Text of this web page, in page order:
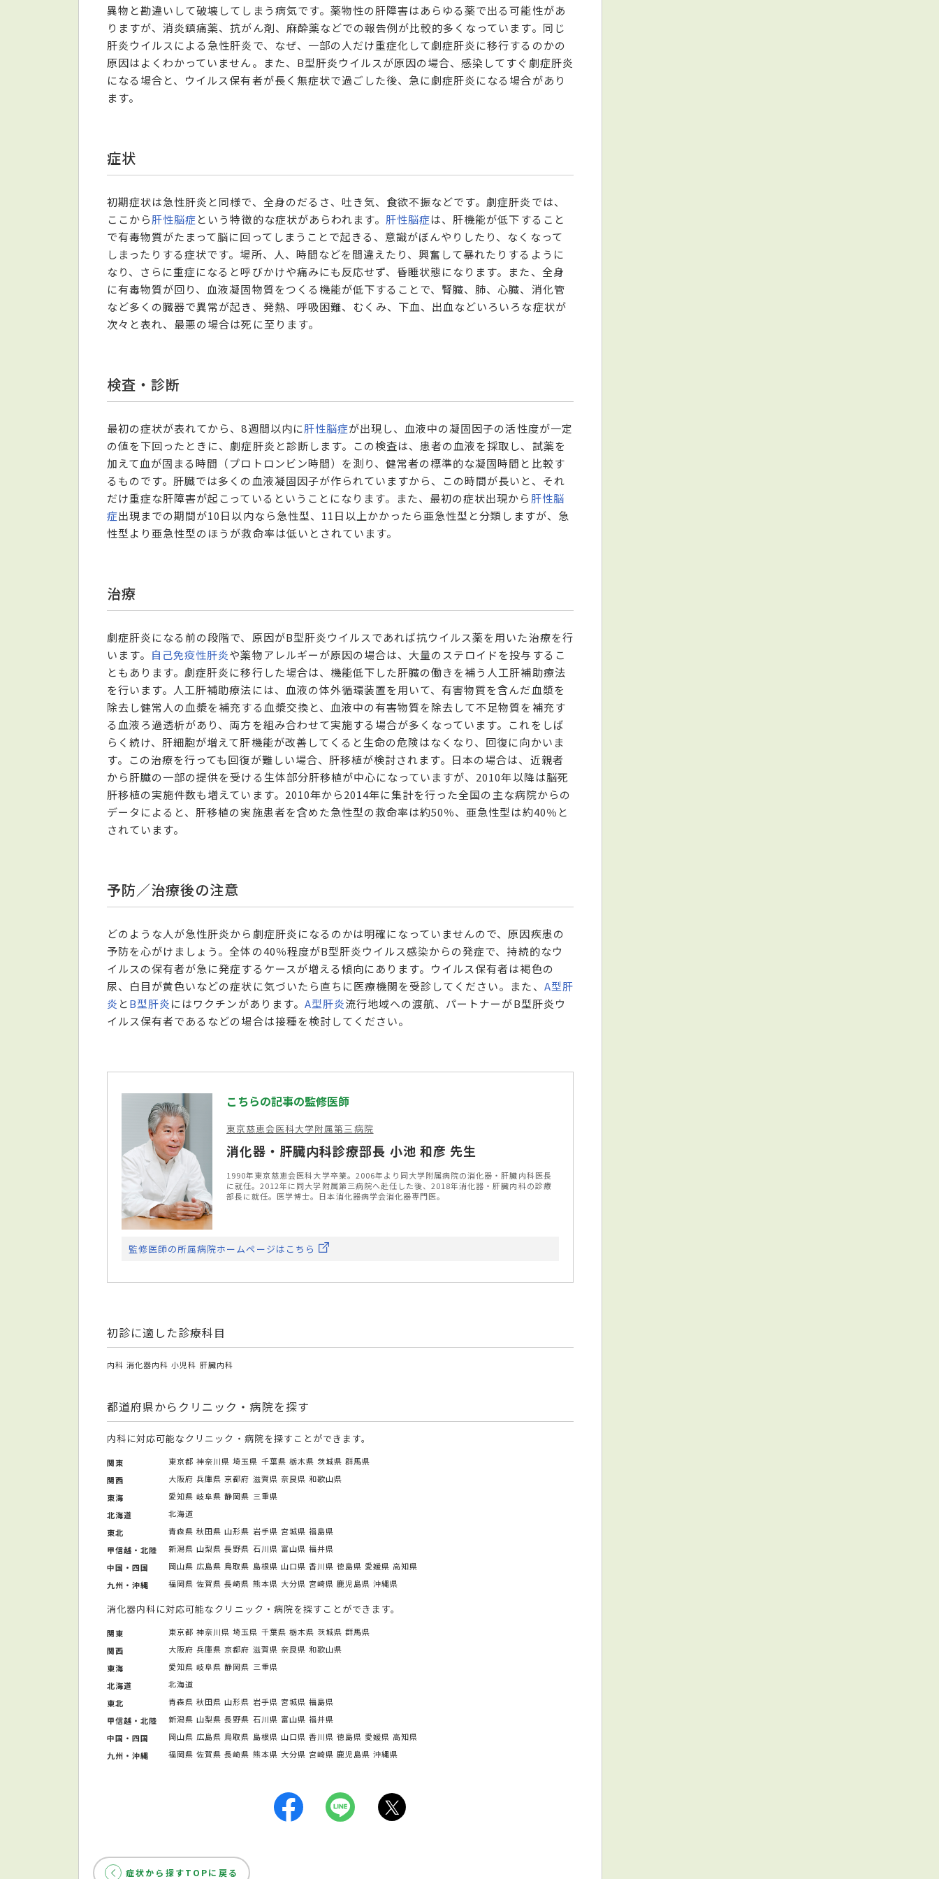
異物と勘違いして破壊してしまう病気です。薬物性の肝障害はあらゆる薬で出る可能性があ
りますが、消炎鎮痛薬、抗がん剤、麻酔薬などでの報告例が比較的多くなっています。同じ
肝炎ウイルスによる急性肝炎で、なぜ、一部の人だけ重症化して劇症肝炎に移行するのかの
原因はよくわかっていません。また、B型肝炎ウイルスが原因の場合、感染してすぐ劇症肝炎
になる場合と、ウイルス保有者が長く無症状で過ごした後、急に劇症肝炎になる場合があり
ます。
症状
初期症状は急性肝炎と同様で、全身のだるさ、吐き気、食欲不振などです。劇症肝炎では、
ここから肝性脳症という特徴的な症状があらわれます。 肝性脳症は、肝機能が低下すること
で有毒物質がたまって脳に回ってしまうことで起きる、意識がぼんやりしたり、なくなって
しまったりする症状です。場所、人、時間などを間違えたり、興奮して暴れたりするように
なり、さらに重症になると呼びかけや痛みにも反応せず、昏睡状態になります。また、全身
に有毒物質が回り、血液凝固物質をつくる機能が低下することで、腎臓、肺、心臓、消化管
など多くの臓器で異常が起き、発熱、呼吸困難、むくみ、下血、出血などいろいろな症状が
次々と表れ、最悪の場合は死に至ります。
検査・診断
最初の症状が表れてから、8週間以内に肝性脳症が出現し、血液中の凝固因子の活性度が一定
の値を下回ったときに、劇症肝炎と診断します。この検査は、患者の血液を採取し、試薬を
加えて血が固まる時間（プロトロンビン時間）を測り、健常者の標準的な凝固時間と比較す
るものです。肝臓では多くの血液凝固因子が作られていますから、この時間が長いと、それ
だけ重症な肝障害が起こっているということになります。また、最初の症状出現から 肝性脳
症出現までの期間が10日以内なら急性型、11日以上かかったら亜急性型と分類しますが、急
性型より亜急性型のほうが救命率は低いとされています。
治療
劇症肝炎になる前の段階で、原因がB型肝炎ウイルスであれば抗ウイルス薬を用いた治療を行
います。 自己免疫性肝炎や薬物アレルギーが原因の場合は、大量のステロイドを投与するこ
ともあります。劇症肝炎に移行した場合は、機能低下した肝臓の働きを補う人工肝補助療法
を行います。人工肝補助療法には、血液の体外循環装置を用いて、有害物質を含んだ血漿を
除去し健常人の血漿を補充する血漿交換と、血液中の有害物質を除去して不足物質を補充す
る血液ろ過透析があり、両方を組み合わせて実施する場合が多くなっています。これをしば
らく続け、肝細胞が増えて肝機能が改善してくると生命の危険はなくなり、回復に向かいま
す。この治療を行っても回復が難しい場合、肝移植が検討されます。日本の場合は、近親者
から肝臓の一部の提供を受ける生体部分肝移植が中心になっていますが、2010年以降は脳死
肝移植の実施件数も増えています。2010年から2014年に集計を行った全国の主な病院からの
データによると、肝移植の実施患者を含めた急性型の救命率は約50％、亜急性型は約40％と
されています。
予防／治療後の注意
どのような人が急性肝炎から劇症肝炎になるのかは明確になっていませんので、原因疾患の
予防を心がけましょう。全体の40％程度がB型肝炎ウイルス感染からの発症で、持続的なウ
イルスの保有者が急に発症するケースが増える傾向にあります。ウイルス保有者は褐色の
尿、白目が黄色いなどの症状に気づいたら直ちに医療機関を受診してください。また、 A型肝
炎 とB型肝炎にはワクチンがあります。 A型肝炎流行地域への渡航、パートナーがB型肝炎ウ
イルス保有者であるなどの場合は接種を検討してください。
こちらの記事の監修医師
東京慈恵会医科大学附属第三病院
消化器・肝臓内科診療部長 小池 和彦 先生
1990年東京慈恵会医科大学卒業。2006年より同大学附属病院の消化器・肝臓内科医長
に就任。2012年に同大学附属第三病院へ赴任した後、2018年消化器・肝臓内科の診療
部長に就任。医学博士。日本消化器病学会消化器専門医。
監修医師の所属病院ホームページはこちら
初診に適した診療科目
内科 消化器内科 小児科 肝臓内科
都道府県からクリニック・病院を探す
内科に対応可能なクリニック・病院を探すことができます。
関東 東京都 神奈川県 埼玉県 千葉県 栃木県 茨城県 群馬県
関西
大阪府 兵庫県 京都府 滋賀県 奈良県 和歌山県
東海
愛知県 岐阜県 静岡県 三重県
北海道
北海道
東北
青森県 秋田県 山形県 岩手県 宮城県 福島県
甲信越・北陸
新潟県 山梨県 長野県 石川県 富山県 福井県
中国・四国
岡山県 広島県 鳥取県 島根県 山口県 香川県 徳島県 愛媛県 高知県
九州・沖縄
福岡県 佐賀県 長崎県 熊本県 大分県 宮崎県 鹿児島県 沖縄県
消化器内科に対応可能なクリニック・病院を探すことができます。
関東 東京都 神奈川県 埼玉県 千葉県 栃木県 茨城県 群馬県
関西
大阪府 兵庫県 京都府 滋賀県 奈良県 和歌山県
東海
愛知県 岐阜県 静岡県 三重県
北海道
北海道
東北
青森県 秋田県 山形県 岩手県 宮城県 福島県
甲信越・北陸
新潟県 山梨県 長野県 石川県 富山県 福井県
中国・四国
岡山県 広島県 鳥取県 島根県 山口県 香川県 徳島県 愛媛県 高知県
九州・沖縄
福岡県 佐賀県 長崎県 熊本県 大分県 宮崎県 鹿児島県 沖縄県
症状から探すTOPに戻る